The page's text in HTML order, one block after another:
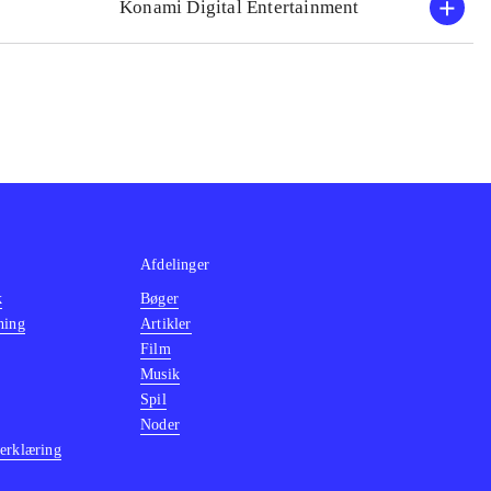
Konami Digital Entertainment
Afdelinger
Bøger
Artikler
Film
Musik
Spil
Noder